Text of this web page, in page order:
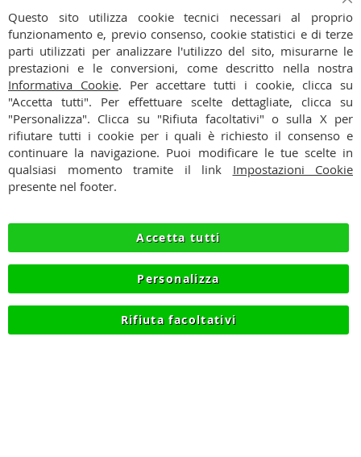
alla
nostra
Newsletter:
Iscriviti
Ho preso visione dell'Informativa Privacy
CONTATTI
CONDIZIONI
PAGAMENTI
PRIVACY
RECESSO
COOKIE
© 2012-2026 NIKMART.IT - P.IVA IT03420740130 - TEL
Questo sito utilizza cookie tecnici necessari al proprio
funzionamento e, previo consenso, cookie statistici e di terze
parti utilizzati per analizzare l'utilizzo del sito, misurarne le
prestazioni e le conversioni, come descritto nella nostra
Informativa Cookie. Per accettare tutti i cookie, clicca su
"Accetta tutti". Per effettuare scelte dettagliate, clicca su
"Personalizza". Clicca su "Rifiuta facoltativi" o sulla X per
rifiutare tutti i cookie per i quali è richiesto il consenso e
continuare la navigazione. Puoi modificare le tue scelte in
qualsiasi momento tramite il link Impostazioni Cookie
presente nel footer.
Accetta tutti
Personalizza
Rifiuta facoltativi